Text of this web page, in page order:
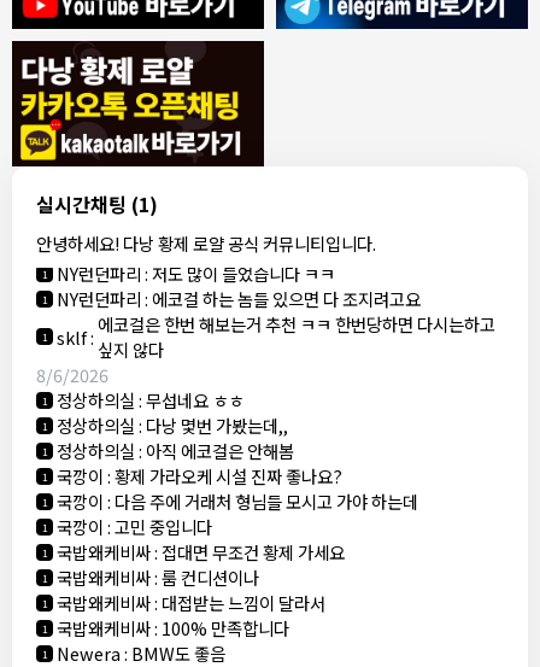
실시간채팅 (1)
안녕하세요! 다낭 황제 로얄 공식 커뮤니티입니다.
8/4/2026
1 모기한테물림:여기도 문의해보면 바로 알려줌
1 모기한테물림:정찰가보다 쌀수 없음
1 결혼안해:ㄹㅇ 팩트 ㅋㅋㅋㅋ
결혼안해:ㄹㅇ 팩트 ㅋㅋㅋㅋ
8/5/2026
NY런던파리 :다낭 에코걸 여기서 예약 가능한가요?
1 3군:에코걸 좀 조심 하는게 좋음
1 NY런던파리:저도 많이 들었습니다 ㅋㅋ
1 NY런던파리: 에코걸 하는 놈들 있으면 다 조지려고요
1 sklf: 에코걸은 한번 해보는거 추천 ㅋㅋ 한번당하면 다시는하고
싶지 않다
8/6/2026
1 정상하의실:무섭네요 ㅎㅎ
1 정상하의실: 다낭 몇번 가봤는데,,
1 정상하의실: 아직 에코걸은 안해봄
1 국깡이:황제 가라오케 시설 진짜 좋나요?
1 국깡이: 다음 주에 거래처 형님들 모시고 가야 하는데
1 국깡이:고민 중입니다
1 국밥왜케비싸: 접대면 무조건 황제 가세요
1 국밥왜케비싸:룸 컨디션이나
1 국밥왜케비싸: 대접받는 느낌이 달라서
1 국밥왜케비싸: 100% 만족합니다
1 Newera: BMW도 좋음